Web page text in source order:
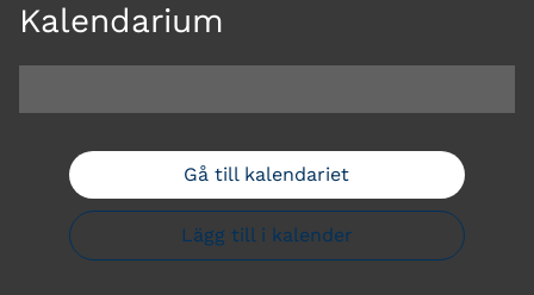
Kalendarium
Gå till kalendariet
Lägg till i kalender